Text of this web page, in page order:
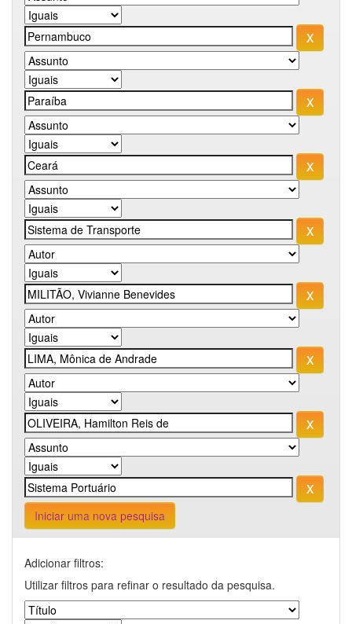
Iniciar uma nova pesquisa
Adicionar filtros:
Utilizar filtros para refinar o resultado da pesquisa.